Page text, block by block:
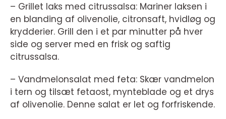
– Grillet laks med citrussalsa: Mariner laksen i
en blanding af olivenolie, citronsaft, hvidløg og
krydderier. Grill den i et par minutter på hver
side og server med en frisk og saftig
citrussalsa.
– Vandmelonsalat med feta: Skær vandmelon
i tern og tilsæt fetaost, mynteblade og et drys
af olivenolie. Denne salat er let og forfriskende.